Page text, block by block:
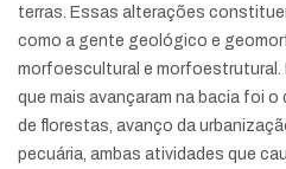
terras. Essas alterações
como a gente geológico e
morfoescultural e
que mais avançaram na bacia foi
de florestas, avanço da
pecuária, ambas atividades que